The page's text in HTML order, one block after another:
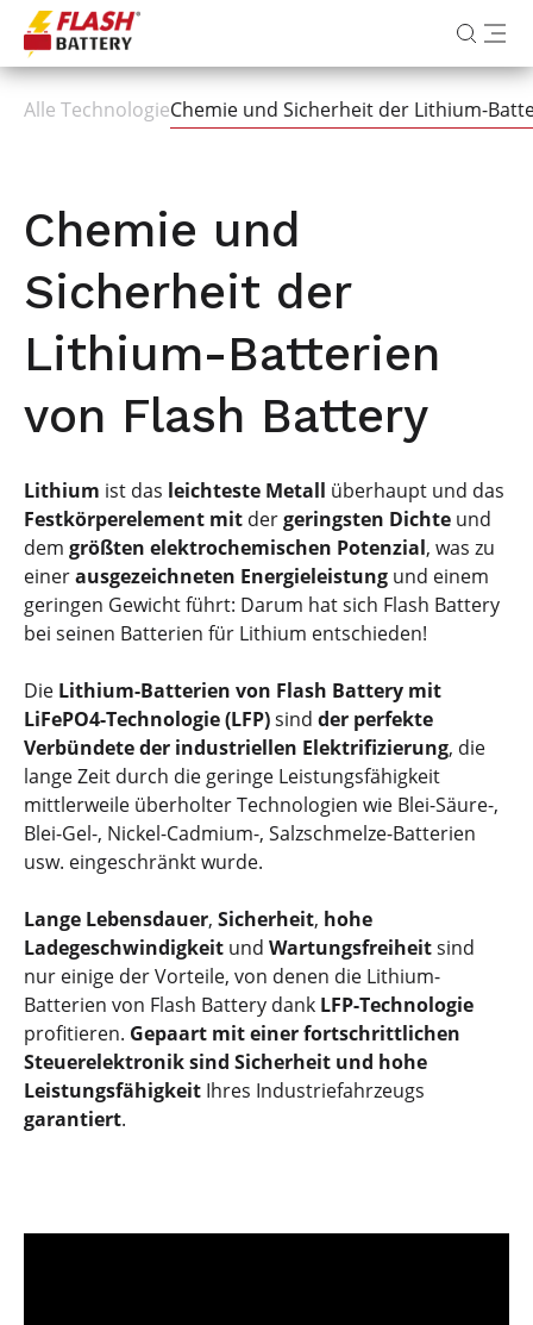
Alle TechnologieChemie und Sicherheit der Lithium-
Chemie und
Sicherheit der
Lithium-Batterien
von Flash Battery
Lithium ist das leichteste Metall überhaupt und das
Festkörperelement mit dergeringsten Dichte und
dem größten elektrochemischen Potenzial, was zu
einerausgezeichneten Energieleistung und einem
geringen Gewicht führt: Darum hat sich Flash Battery
bei seinen Batterien für Lithium entschieden!
Die Lithium-Batterien von Flash Battery mit
LiFePO4-Technologie (LFP)sind der perfekte
Verbündete der industriellen Elektrifizierung, die
lange Zeit durch die geringe Leistungsfähigkeit
mittlerweile überholter Technologien wie Blei-Säure-,
Blei-Gel-, Nickel-Cadmium-, Salzschmelze-Batterien
usw. eingeschränkt wurde.
Lange Lebensdauer, Sicherheit, hohe
Ladegeschwindigkeit und Wartungsfreiheitsind
nur einige der Vorteile, von denen die Lithium-
Batterien von Flash Battery dank LFP-Technologie
profitieren. Gepaart mit einer fortschrittlichen
Steuerelektronik sind Sicherheit und hohe
Leistungsfähigkeit Ihres Industriefahrzeugs
garantiert.